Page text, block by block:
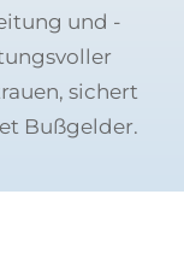
und -
sichert
Bußgelder.